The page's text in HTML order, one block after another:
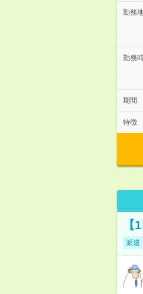
勤務
勤務
期間
特徴
派遣